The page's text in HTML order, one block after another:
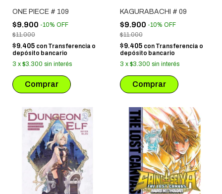
ONE PIECE # 109
$9.900 -10% OFF
$11.000
$9.405 con Transferencia o
depósito bancario
3 x $3.300 sin interés
KAGURABACHI # 09
$9.900 -10% OFF
$11.000
$9.405 con Transferencia o
depósito bancario
3 x $3.300 sin interés